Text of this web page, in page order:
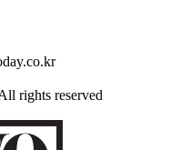
rights reserved